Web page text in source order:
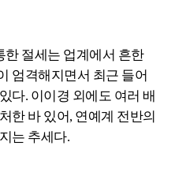
한 절세는 업계에서 흔한
엄격해지면서 최근 들어
다. 이이경 외에도 여러 배
한 바 있어, 연예계 전반의
는 추세다.